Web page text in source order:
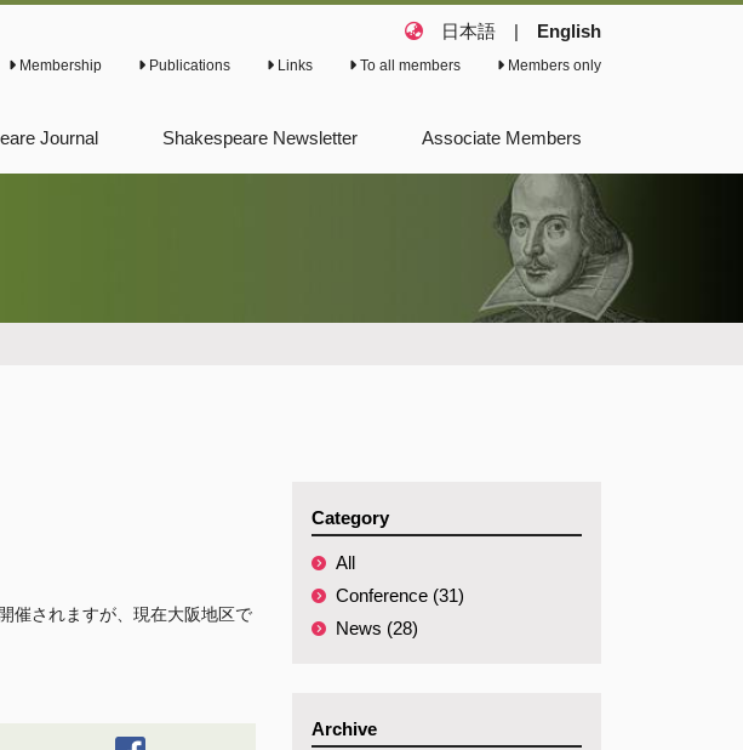
Membership Publications Links To all members Members only
日本語 | English
Journal Shakespeare Newsletter
Previous Shakespeare
Associate Members
催されますが、現在大阪地区で
Category
All
Conference (31)
News (28)
Archive